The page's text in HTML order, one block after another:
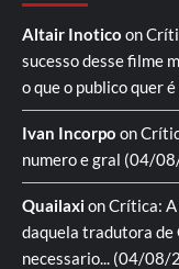
Altair Inotico on
sucesso desse filme
o que o publico quer
Ivan Incorpo on
numero e gral (04/
QuailaxionCrítica:
daquela tradutora de
necessario... (04/08/